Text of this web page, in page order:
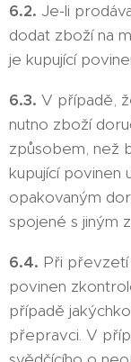
6.2. Je-li
dodat zboží na
je kupující
6.3. V případě,
nutno zboží
způsobem, než
kupující povinen
opakovaným
spojené s jiným
6.4. Při
povinen
případě
přepravci. V